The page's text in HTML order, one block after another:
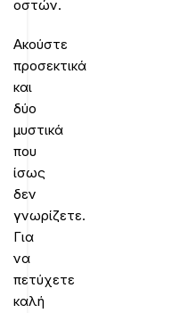
οστών.
Ακούστε
προσεκτικά
και
δύο
μυστικά
που
ίσως
δεν
γνωρίζετε.
Για
να
πετύχετε
καλή